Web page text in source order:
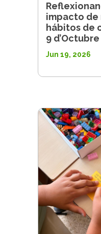
impacto de
hábitos de
9 d’Octubre
Jun 19, 2026